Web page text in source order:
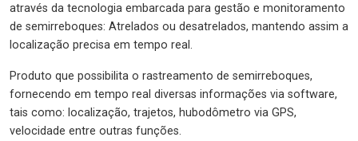
através da tecnologia embarcada para gestão e monitoramento
de semirreboques: Atrelados ou desatrelados, mantendo assim a
localização precisa em tempo real.
Produto que possibilita o rastreamento de semirreboques,
fornecendo em tempo real diversas informações via software,
tais como: localização, trajetos, hubodômetro via GPS,
velocidade entre outras funções.